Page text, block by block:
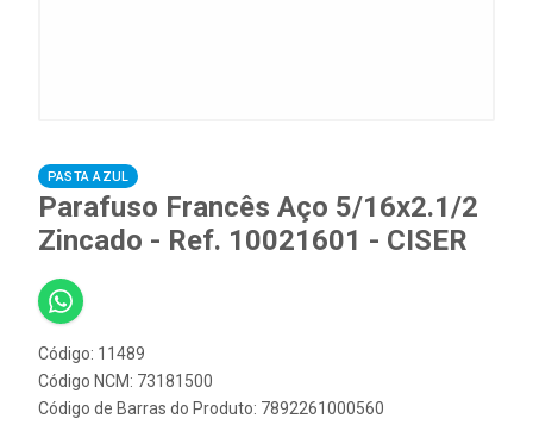
PASTA AZUL
Parafuso Francês Aço 5/16x2.1/2
Zincado - Ref. 10021601 - CISER
Código: 11489
Código NCM: 73181500
Código de Barras do Produto: 7892261000560